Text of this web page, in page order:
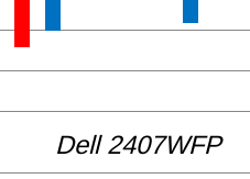
Dell 2407WFP